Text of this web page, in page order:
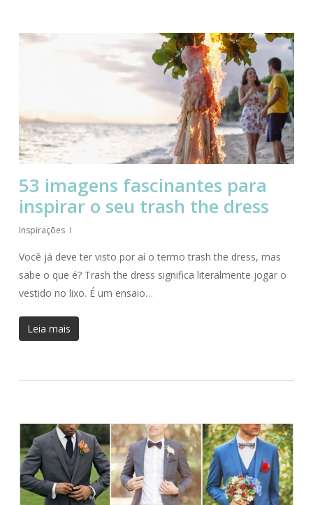
53 imagens fascinantes para
inspirar o seu trash the dress
Inspirações
Você já deve ter visto por aí o termo trash the dress, mas
sabe o que é? Trash the dress significa literalmente jogar o
vestido no lixo. É um ensaio…
Leia mais